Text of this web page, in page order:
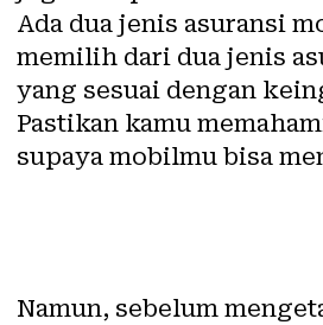
Ada dua jenis asuransi
memilih dari dua jenis
yang sesuai dengan
Pastikan kamu
supaya mobilmu bisa
Namun, sebelum